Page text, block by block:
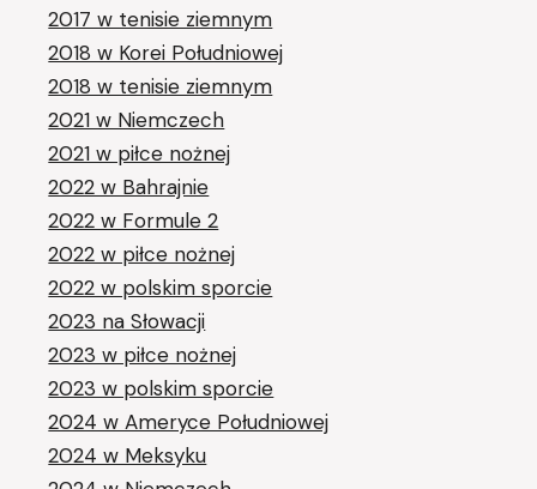
2017 w tenisie ziemnym
2018 w Korei Południowej
2018 w tenisie ziemnym
2021 w Niemczech
2021 w piłce nożnej
2022 w Bahrajnie
2022 w Formule 2
2022 w piłce nożnej
2022 w polskim sporcie
2023 na Słowacji
2023 w piłce nożnej
2023 w polskim sporcie
2024 w Ameryce Południowej
2024 w Meksyku